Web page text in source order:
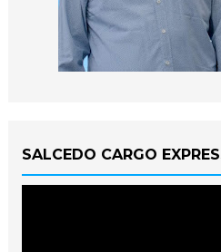
SALCEDO CARGO